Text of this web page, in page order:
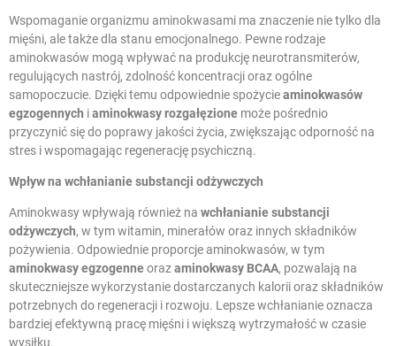
Wspomaganie organizmu aminokwasami ma znaczenie nie tylko dla
mięśni, ale także dla stanu emocjonalnego. Pewne rodzaje
aminokwasów mogą wpływać na produkcję neurotransmiterów,
regulujących nastrój, zdolność koncentracji oraz ogólne
samopoczucie. Dzięki temu odpowiednie spożycieaminokwasów
egzogennych iaminokwasy rozgałęzione może pośrednio
przyczynić się do poprawy jakości życia, zwiększając odporność na
stres i wspomagając regenerację psychiczną.
Wpływ na wchłanianie substancji odżywczych
Aminokwasy wpływają również na wchłanianie substancji
odżywczych, w tym witamin, minerałów oraz innych składników
pożywienia. Odpowiednie proporcje aminokwasów, w tym
aminokwasy egzogenneorazaminokwasy BCAA, pozwalają na
skuteczniejsze wykorzystanie dostarczanych kalorii oraz składników
potrzebnych do regeneracji i rozwoju. Lepsze wchłanianie oznacza
bardziej efektywną pracę mięśni i większą wytrzymałość w czasie
wysiłku.